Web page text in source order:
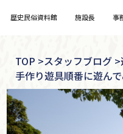
歴史民俗資料館 施設長 事
TOP >スタッフブログ >
手作り遊具順番に遊んで